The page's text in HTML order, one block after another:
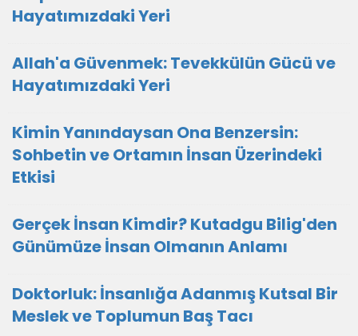
Hayatımızdaki Yeri
Allah'a Güvenmek: Tevekkülün Gücü ve
Hayatımızdaki Yeri
Kimin Yanındaysan Ona Benzersin:
Sohbetin ve Ortamın İnsan Üzerindeki
Etkisi
Gerçek İnsan Kimdir? Kutadgu Bilig'den
Günümüze İnsan Olmanın Anlamı
Doktorluk: İnsanlığa Adanmış Kutsal Bir
Meslek ve Toplumun Baş Tacı